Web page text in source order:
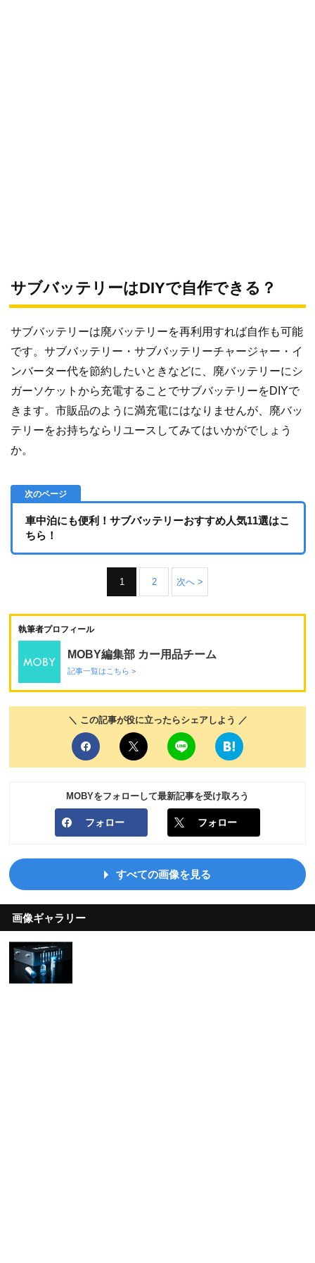
サブバッテリーはDIYで自作できる？
サブバッテリーは廃バッテリーを再利用すれば自作も可能
です。サブバッテリー・サブバッテリーチャージャー・イ
ンバーター代を節約したいときなどに、廃バッテリーにシ
ガーソケットから充電することでサブバッテリーをDIYで
きます。市販品のように満充電にはなりませんが、廃バッ
テリーをお持ちならリユースしてみてはいかがでしょう
か。
車中泊にも便利！サブバッテリーおすすめ人気11選はこ
ちら！
1 2 次へ >
執筆者プロフィール
MOBY編集部 カー用品チーム
記事一覧はこちら >
＼ この記事が役に立ったらシェアしよう ／
MOBYをフォローして最新記事を受け取ろう
フォロー フォロー
すべての画像を見る
画像ギャラリー